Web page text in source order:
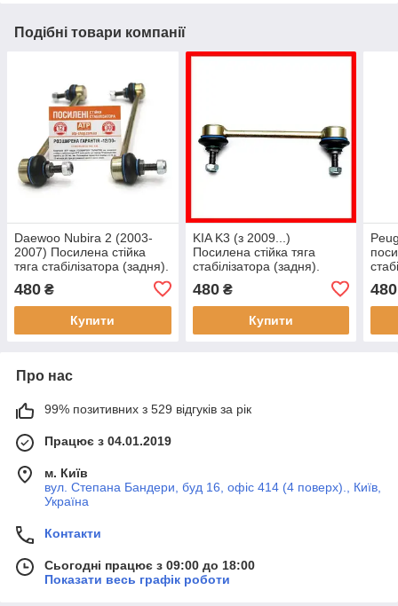
Подібні товари компанії
Daewoo Nubira 2 (2003-
2007) Посилена стійка
тяга стабілізатора (задня).
480 ₴
Купити
KIA K3 (з 2009...)
Посилена стійка тяга
стабілізатора (задня).
480₴
Купити
480
Про нас
99% позитивних з 529 відгуків за рік
Працює з 04.01.2019
м. Київ
вул. Степана Бандери, буд 16, офіс 414 (4 поверх)., Київ,
Україна
Контакти
Сьогодні працює з 09:00 до 18:00
Показати весь графік роботи